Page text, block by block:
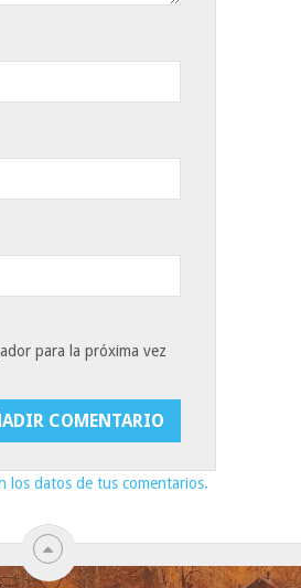
para la próxima vez
los datos de tus comentarios.